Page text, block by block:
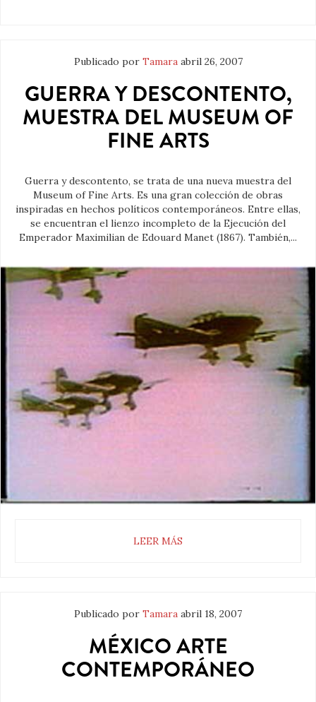
Publicado por Tamara abril 26, 2007
GUERRA Y DESCONTENTO,
MUESTRA DEL MUSEUM OF
FINE ARTS
Guerra y descontento, se trata de una nueva muestra del
Museum of Fine Arts. Es una gran colección de obras
inspiradas en hechos políticos contemporáneos. Entre ellas,
se encuentran el lienzo incompleto de la Ejecución del
Emperador Maximilian de Edouard Manet (1867). También,...
LEER MÁS
Publicado por Tamara abril 18, 2007
MÉXICO ARTE
CONTEMPORÁNEO